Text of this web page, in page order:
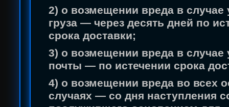
2) о возмещении вреда в случае
груза — через десять дней по
срока доставки;
3) о возмещении вреда в случае
почты — по истечении срока
4) о возмещении вреда во всех
случаях — со дня наступления